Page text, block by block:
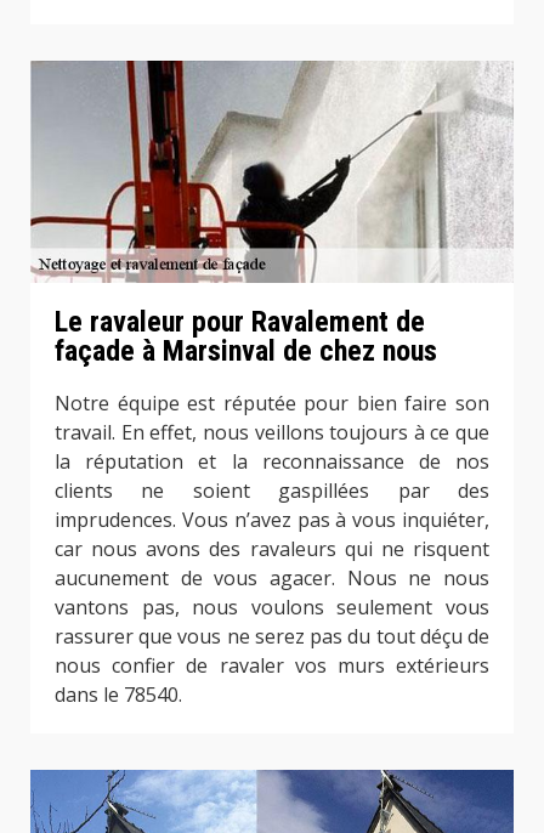
Le ravaleur pour Ravalement de
façade à Marsinval de chez nous
Notre équipe est réputée pour bien faire son
travail. En effet, nous veillons toujours à ce que
la réputation et la reconnaissance de nos
clients ne soient gaspillées par des
imprudences. Vous n’avez pas à vous inquiéter,
car nous avons des ravaleurs qui ne risquent
aucunement de vous agacer. Nous ne nous
vantons pas, nous voulons seulement vous
rassurer que vous ne serez pas du tout déçu de
nous confier de ravaler vos murs extérieurs
dans le 78540.